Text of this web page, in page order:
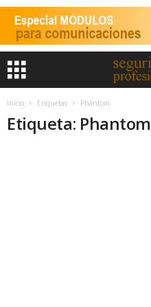
Inicio Etiquetas Phantom
Etiqueta: Phantom